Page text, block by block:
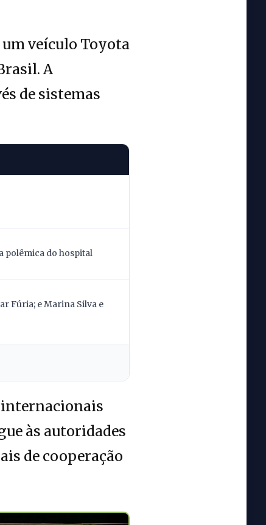
veículo Toyota
A
de sistemas
polêmica do hospital
Fúria; e Marina Silva e
internacionais
às autoridades
de cooperação